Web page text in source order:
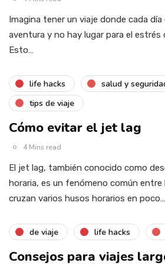
Imagina tener un viaje donde cada día
aventura y no hay lugar para el estrés
Esto…
life hacks
salud y
tips de viaje
Cómo evitar el jet lag
4 Mins read
El jet lag, también conocido como
horaria, es un fenómeno común entre
cruzan varios husos horarios en poco…
de viaje life hacks
Consejos para viajes